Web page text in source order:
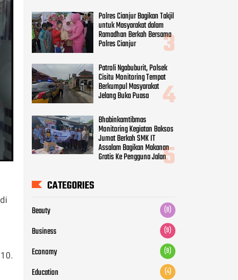
Polres Cianjur Bagikan Takjil
untuk Masyarakat dalam
Ramadhan Berkah Bersama
Polres Cianjur
Patroli Ngabuburit, Polsek
Cisitu Monitoring Tempat
Berkumpul Masyarakat
Jelang Buka Puasa
Bhabinkamtibmas
Monitoring Kegiatan Baksos
Jumat Berkah SMK IT
Assalam Bagikan Makanan
Gratis Ke Pengguna Jalan
CATEGORIES
Beauty (8)
Business (9)
Economy (9)
Education (4)